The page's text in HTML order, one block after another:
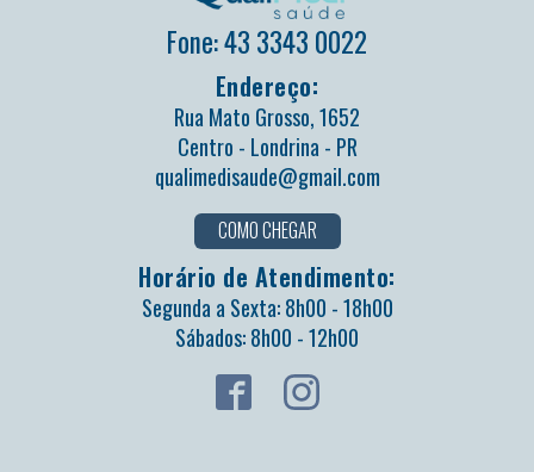
Fone: 43 3343 0022
Endereço:
Rua Mato Grosso, 1652
Centro - Londrina - PR
qualimedisaude@gmail.com
COMO CHEGAR
Horário de Atendimento:
Segunda a Sexta: 8h00 - 18h00
Sábados: 8h00 - 12h00